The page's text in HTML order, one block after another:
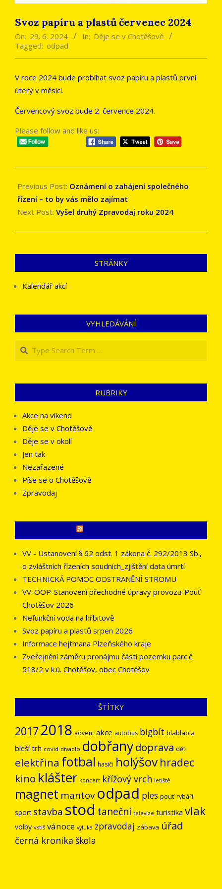
Svoz papíru a plastů červenec 2024
On: 29. 6. 2024 In: Děje se v Chotěšově
Tagged: odpad
V roce 2024 bude probíhat svoz papíru a plastů první
úterý v měsíci.
Červencový svoz bude 2. července 2024.
Please follow and like us:
06-
29
Previous Post: Oznámení o zahájení společného
řízení – to by vás mělo zajímat
Next Post: Vyšel druhý Zpravodaj roku 2024
STRÁNKY
Kalendář akcí
VYHLEDÁVÁNÍ
Search
RUBRIKY
Akce na víkend
Děje se v Chotěšově
Děje se v okolí
Jen tak
Nezařazené
Píše se o Chotěšově
Zpravodaj
VV - Ustanovení § 62 odst. 1 zákona č. 292/2013 Sb.,
o zvláštních řízeních soudních_zjištění data úmrtí
TECHNICKÁ POMOC ODSTRANĚNÍ STROMU
VV-OOP-Stanovení přechodné úpravy provozu-Pouť
Chotěšov 2026
Nefunkční voda na hřbitově
Svoz papíru a plastů srpen 2026
Informace hejtmana Plzeňského kraje
Zveřejnění záměru pronájmu části pozemku parc.č.
518/2 v k.ú. Chotěšov, obec Chotěšov
ŠTÍTKY
2017 2018 advent akce autobus bigbít blablabla
bleší trh covid divadlo dobřanydoprava děti
elektřina fotbal hasiči holýšov hradec
kino klášter koncert křížový vrch letiště
magnet mantov odpad ples pouť rybáři
sport stavba stod taneční televize turistika vlak
volby vstiš vánoce výluka zpravodaj zábava úřad
černá kronika škola